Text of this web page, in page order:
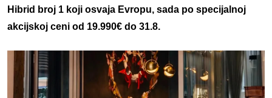
Hibrid broj 1 koji osvaja Evropu, sada po specijalnoj
akcijskoj ceni od 19.990€ do 31.8.